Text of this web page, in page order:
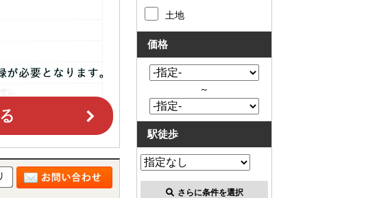
土地
価格
～
駅徒歩
さらに条件を選択